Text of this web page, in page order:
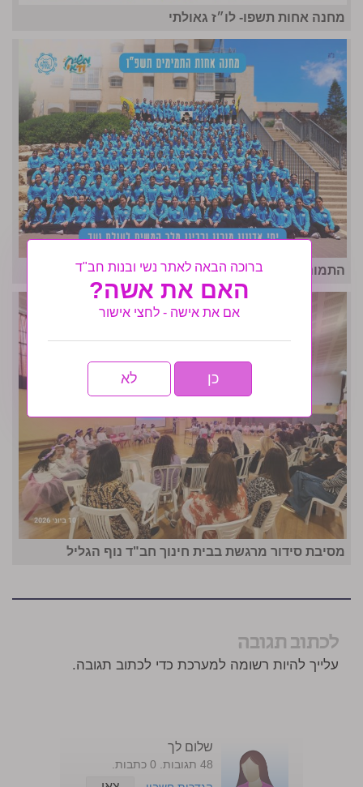
מחנה אחות תשפו- לו״ז גאולתי
התמונה המרכזית- מחנה אחות ה'תשפ"ו
מסיבת סידור מרגשת בבית חינוך חב"ד נוף הגליל
לכתוב תגובה
עלייך להיות רשומה למערכת כדי לכתוב תגובה.
שלום לך
48 תגובות. 0 כתבות.
ברוכה הבאה לאתר נשי ובנות חב"ד
האם את אשה?
אם את אישה - לחצי אישור
כן לא